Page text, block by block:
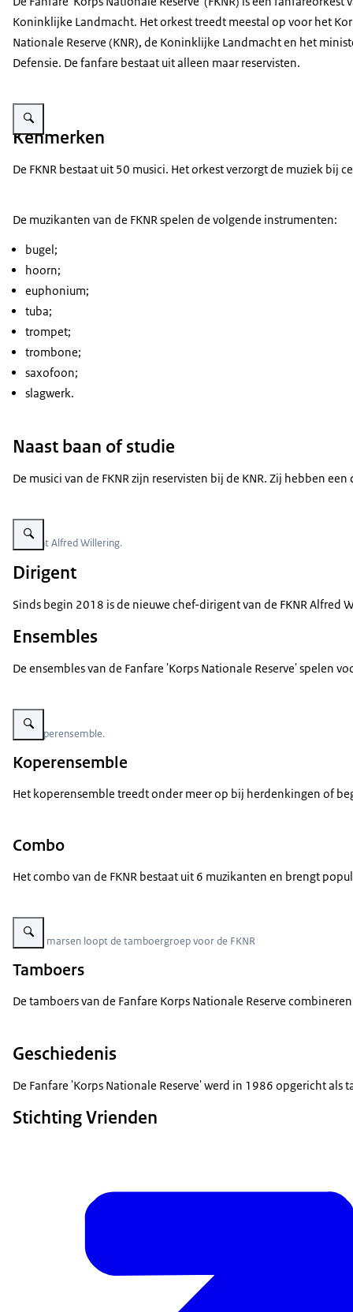
Koninklijke Landmacht. Het orkest treedt meestal op voor het
Nationale Reserve (KNR), de Koninklijke Landmacht en het
Defensie. De fanfare bestaat uit alleen maar reservisten.
Vergroot afbeelding Militaire muzikanten aan het marcheren.
Kenmerken
De FKNR bestaat uit 50 musici. Het orkest verzorgt de muziek bij
De muzikanten van de FKNR spelen de volgende instrumenten:
bugel;
hoorn;
euphonium;
tuba;
trompet;
trombone;
saxofoon;
slagwerk.
Naast baan of studie
De musici van de FKNR zijn reservisten bij de KNR. Zij hebben
Vergroot afbeelding De dirigent van de Fanfare 'Korps Nationale Reserve'
Dirigent Alfred Willering.
Dirigent
Sinds begin 2018 is de nieuwe chef-dirigent van de FKNR
Ensembles
De ensembles van de Fanfare 'Korps Nationale Reserve' spelen
Vergroot afbeelding Koperensemble van het Fanfare 'Korps Nationale
Het koperensemble.
Koperensemble
Het koperensemble treedt onder meer op bij herdenkingen of
Combo
Het combo van de FKNR bestaat uit 6 muzikanten en brengt
Vergroot afbeelding Militaire muzikanten met trommels marcheren onder
Tijdens marsen loopt de tamboergroep voor de FKNR
Tamboers
De tamboers van de Fanfare Korps Nationale Reserve
Geschiedenis
De Fanfare 'Korps Nationale Reserve' werd in 1986 opgericht
Stichting Vrienden